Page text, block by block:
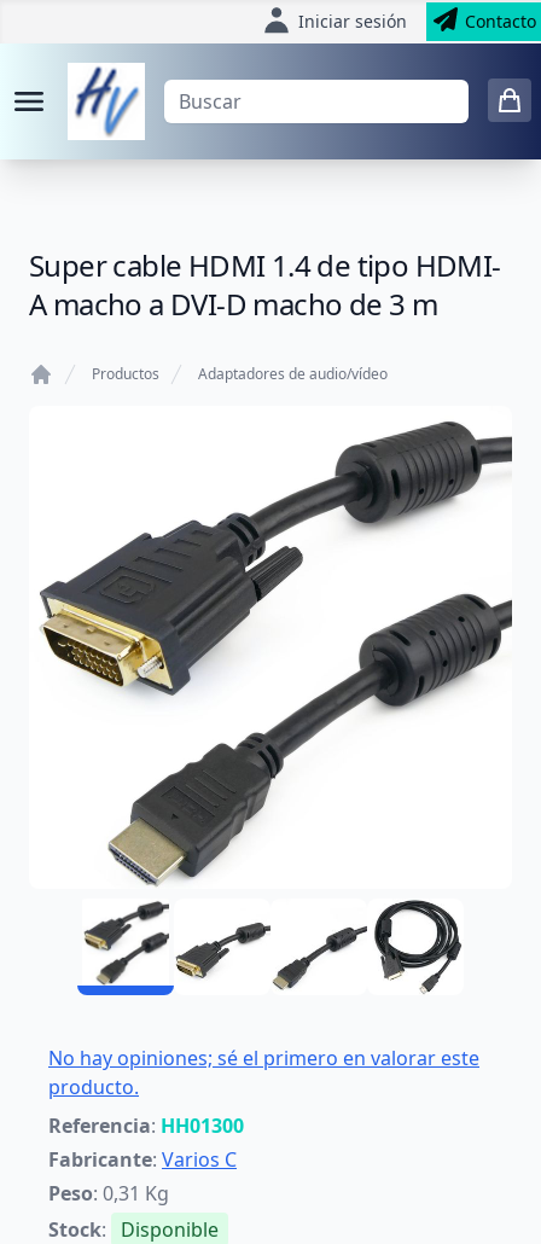
Iniciar sesión Contacto
Super cable HDMI 1.4 de tipo HDMI-
A macho a DVI-D macho de 3 m
Productos Adaptadores de audio/vídeo
No hay opiniones; sé el primero en valorar este
producto.
Referencia: HH01300
Fabricante: Varios C
Peso: 0,31 Kg
Stock: Disponible